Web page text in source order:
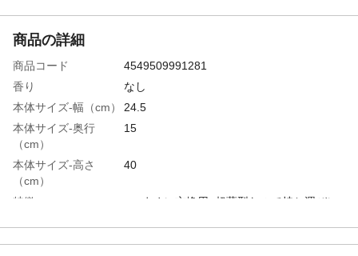
商品の詳細
商品コード
4549509991281
香り
なし
本体サイズ-幅（cm）
24.5
本体サイズ-奥行
（cm）
15
本体サイズ-高さ
（cm）
40
特徴
●こまめに交換用●超薄型なので持ち運びに